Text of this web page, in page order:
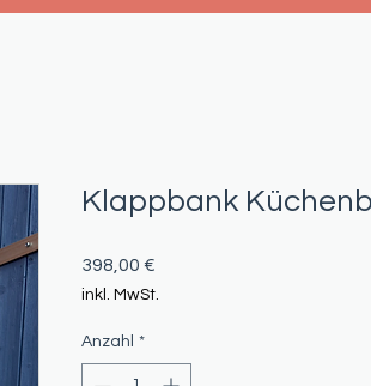
Klappbank
398,00 €
inkl. MwSt.
Anzahl *